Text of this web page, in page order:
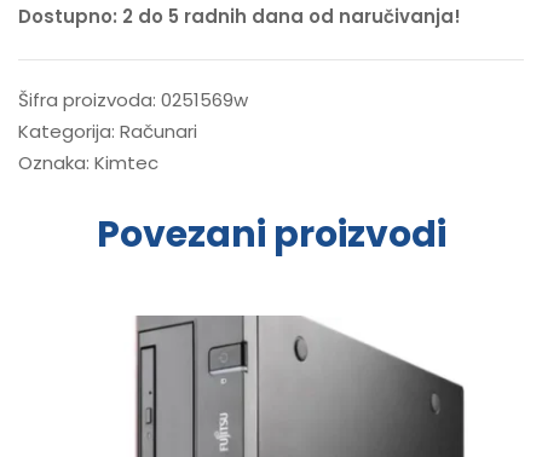
Dostupno: 2 do 5 radnih dana od naručivanja!
Šifra proizvoda: 0251569w
Kategorija: Računari
Oznaka: Kimtec
Povezani proizvodi